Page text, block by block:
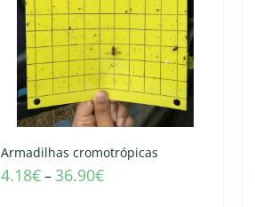
Armadilhas cromotrópicas
4.18€–36.90€